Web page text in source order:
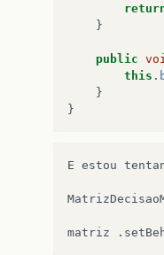
}
public
this .
}
}
E estou